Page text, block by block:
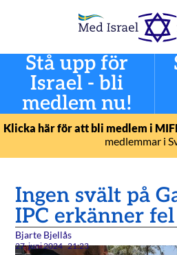
Stå upp för
Israel - bli
medlem nu!
Klicka här för att bli medlem i
medlemmar i
Ingen svält på
IPC erkänner
Bjarte Bjellås
27. juni 2024 21:23